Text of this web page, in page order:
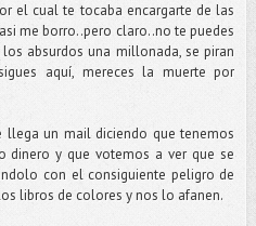
el cual te tocaba encargarte de las
me borro..pero claro..no te puedes
absurdos una millonada, se piran
aquí, mereces la muerte por
llega un mail diciendo que tenemos
dinero y que votemos a ver que se
con el consiguiente peligro de
libros de colores y nos lo afanen.